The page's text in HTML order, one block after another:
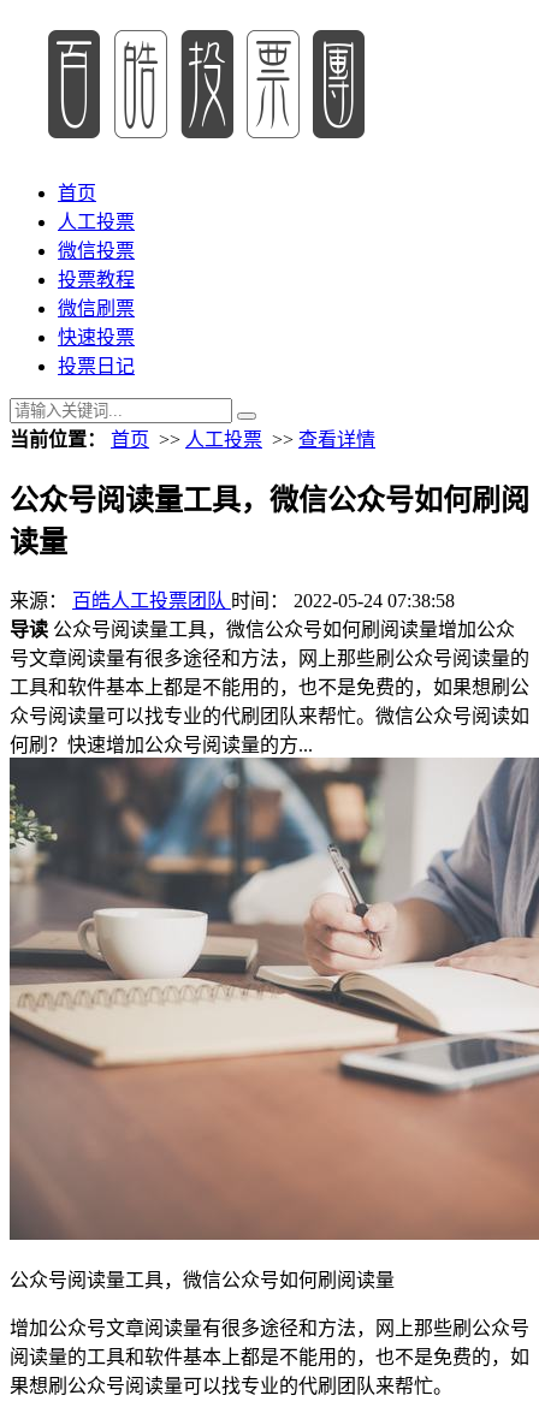
首页
人工投票
微信投票
投票教程
微信刷票
快速投票
投票日记
当前位置： 首页 >> 人工投票 >> 查看详情
公众号阅读量工具，微信公众号如何刷阅
读量
来源： 百皓人工投票团队 时间： 2022-05-24 07:38:58
导读 公众号阅读量工具，微信公众号如何刷阅读量增加公众
号文章阅读量有很多途径和方法，网上那些刷公众号阅读量的
工具和软件基本上都是不能用的，也不是免费的，如果想刷公
众号阅读量可以找专业的代刷团队来帮忙。微信公众号阅读如
何刷？快速增加公众号阅读量的方...
公众号阅读量工具，微信公众号如何刷阅读量
增加公众号文章阅读量有很多途径和方法，网上那些刷公众号
阅读量的工具和软件基本上都是不能用的，也不是免费的，如
果想刷公众号阅读量可以找专业的代刷团队来帮忙。